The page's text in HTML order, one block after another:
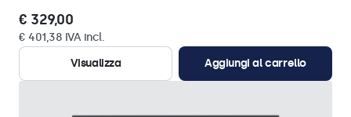
€ 329,00
€ 401,38 IVA incl.
Visualizza
Aggiungi al carrello